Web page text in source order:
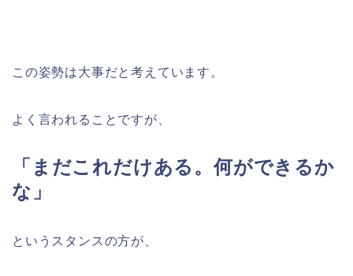
この姿勢は大事だと考えています。
よく言われることですが、
「まだこれだけある。何ができるか
な」
というスタンスの方が、